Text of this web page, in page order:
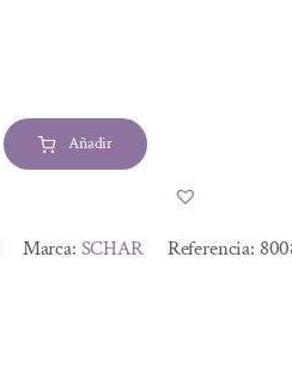
Añadir
Marca: SCHAR Referencia: